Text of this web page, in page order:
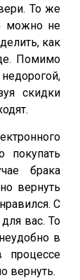
То же
можно не
как
Помимо
скидки
покупать
брака
вернуть
С
вас. То
в
процессе
вернуть.